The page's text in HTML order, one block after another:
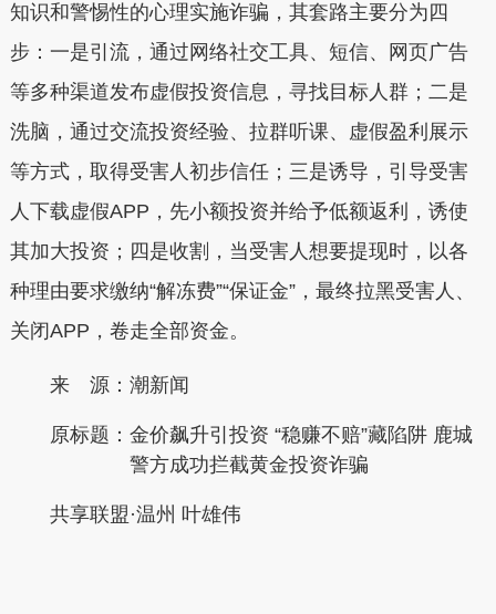
知识和警惕性的心理实施诈骗，其套路主要分为四
步：一是引流，通过网络社交工具、短信、网页广告
等多种渠道发布虚假投资信息，寻找目标人群；二是
洗脑，通过交流投资经验、拉群听课、虚假盈利展示
等方式，取得受害人初步信任；三是诱导，引导受害
人下载虚假APP，先小额投资并给予低额返利，诱使
其加大投资；四是收割，当受害人想要提现时，以各
种理由要求缴纳“解冻费”“保证金”，最终拉黑受害人、
关闭APP，卷走全部资金。
来 源：潮新闻
原标题： 金价飙升引投资 “稳赚不赔”藏陷阱 鹿城
警方成功拦截黄金投资诈骗
共享联盟·温州 叶雄伟